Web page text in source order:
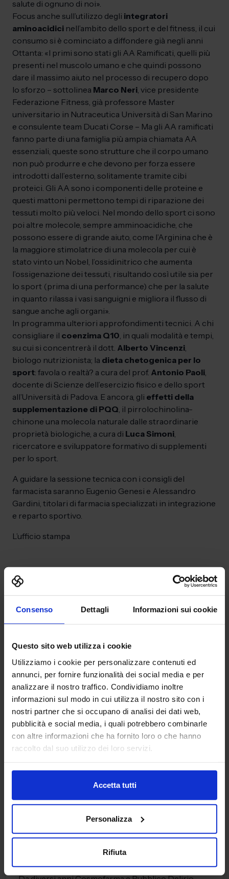
Consenso Dettagli Informazioni sui cookie
Questo sito web utilizza i cookie
Utilizziamo i cookie per personalizzare contenuti ed
annunci, per fornire funzionalità dei social media e per
analizzare il nostro traffico. Condividiamo inoltre
informazioni sul modo in cui utilizza il nostro sito con i
nostri partner che si occupano di analisi dei dati web,
pubblicità e social media, i quali potrebbero combinarle
con altre informazioni che ha fornito loro o che hanno
raccolto dal suo utilizzo dei loro servizi.
Accetta tutti
Personalizza
Rifiuta
salute di ognuno di noi».
Focus anche sull’utilizzo degli integratori
aminoacidici nell’ambito dello sport e del fitness, il cui
consumo si è cominciato a diffondere già negli anni
Ottanta: «I primi sono stati gli AA Ramificati, quelli più
presenti nel muscolo umano e che quindi possono
dare il massimo aiuto nel processo di recupero dopo
lo sforzo – sottolinea Marco Neri , vice presidente
Federazione Fitness, già professore Master
universitario in Nutraceutica Università di San Marino
e consulente team Ducati Corse – Ma gli AA ramificati
fanno parte di una famiglia più ampia chiamata AA
essenziali, queste sono strutture che il corpo umano
non può produrre e che devono per forza essere
introdotti dall’esterno, solitamente tramite cibi
proteici. Gli AA sono i componenti delle proteine e
questi mattoni permettono tempi di riparazione dei
tessuti molto più veloci. Nel mondo dello sport ci sono
poi altre molecole, sempre amminoacidiche, che
possono essere di grande aiuto, come l’Arginina che è
la maggiore stimolatrice di una molecola per cui è
stato vinto un Nobel, l’ossidinitrico che aumenta
l’ossigenazione dei tessuti, risultando così utile sia per
lo sport (prima di una performance) che per la salute
in quanto rilassa i vasi sanguigni e migliora il flusso di
sangue anche agli organi».
In programma ulteriori approfondimenti tecnici. A chi
consigliare il coenzima Q10 , in quali modalità e tempi,
su cui si concentrerà il dott. Alberto Vincenzi
biologo nutrizionista; la dieta chetogenica per lo
sport: favola o realtà? a cura del prof. Antonio Paoli
docente di Scienze dell’esercizio fisico e dello sport
all’Università di Padova. E ancora, gli effetti della
supplementazione di PQQ , il pirrolochinolina-
chinone una molecola naturale dalle straordinarie
proprietà biologiche, a cura di Luca Simoni
ricercatore e sviluppatore formativo di supplementi
per lo sport.
A guidare la sessione tecnica con i consigli del
farmacista saranno Eugenio Genesi e Alessandro
Gardini, titolari di farmacia specializzati in integrazione
e reparto sportivo.
L’ufficio stampa
Contenuti correlati
08/07/2026
Il tuo contenuto è autorevole, rilevante